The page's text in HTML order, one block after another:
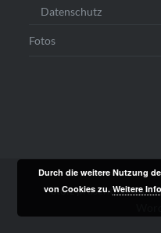
Datenschutz
Fotos
Stolz präsentiert von
Durch die weitere Nutzung
von Cookies zu.Weitere